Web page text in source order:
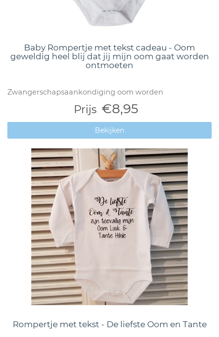
Baby Rompertje met tekst cadeau - Oom
geweldig heel blij dat jij mijn oom gaat worden
ontmoeten
Zwangerschapsaankondiging oom worden
Prijs €8,95
Bekijken
Rompertje met tekst - De liefste Oom en Tante